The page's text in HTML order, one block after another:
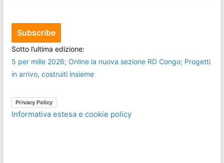
Sotto l’ultima edizione:
5 per mille 2026; Online la nuova sezione RD Congo; Progetti
in arrivo, costruiti insieme
Privacy Policy
Informativa estesa e cookie policy